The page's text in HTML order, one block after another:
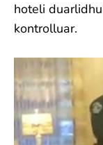
hoteli
kontrolluar.